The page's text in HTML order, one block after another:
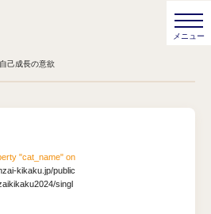
己成長の意欲
"cat_name" on
kikaku.jp/public
singl